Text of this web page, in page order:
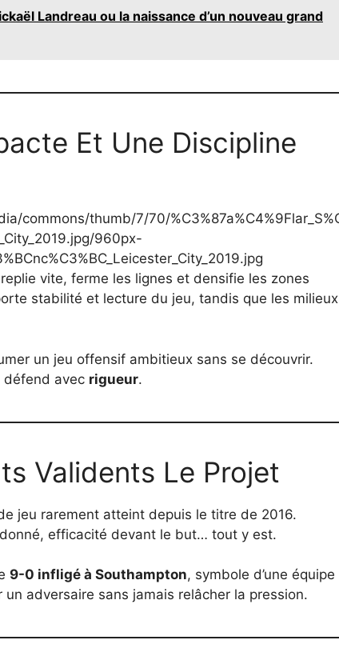
Landreau ou la naissance d’un nouveau grand
Et Une Discipline
vite, ferme les lignes et densifie les zones
stabilité et lecture du jeu, tandis que les milieux
un jeu offensif ambitieux sans se découvrir.
défend avec rigueur.
Validents Le Projet
jeu rarement atteint depuis le titre de 2016.
efficacité devant le but… tout y est.
9-0 infligé à Southampton, symbole d’une équipe
adversaire sans jamais relâcher la pression.